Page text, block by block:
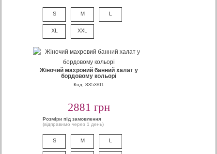
S M L
XL XXL
Жіночий махровий банний халат у
бордовому кольорі
Код: 8353/01
2881 грн
Розміри під замовлення
(відправимо через 1 день)
S M L